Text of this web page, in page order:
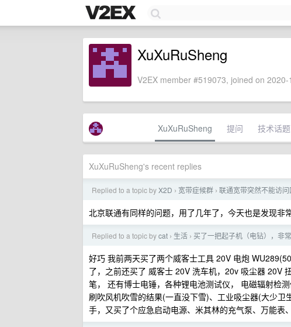
XuXuRuSheng
V2EX member #519073, joined on
XuXuRuSheng 提问 技术话题
XuXuRuSheng's recent replies
Replied to a topic byX2D › 宽带症候群 › 联通宽带突然不能访
北京联通有同样的问题，用了几年了，今天也是发现非
Replied to a topic bycat › 生活 › 买了一把起子机（电钻），非
好巧 我前两天买了两个威客士工具 20V 电炮
了，之前还买了 威客士 20V 洗车机，20v 吸尘器 20V
笔， 还有博士电锤，各种锂电池测试仪， 电磁辐射检
刷吹风机吹雪的结果(一直没下雪)、工业吸尘器(大少
手，又买了个应急启动电源、米其林的充气泵、万能表